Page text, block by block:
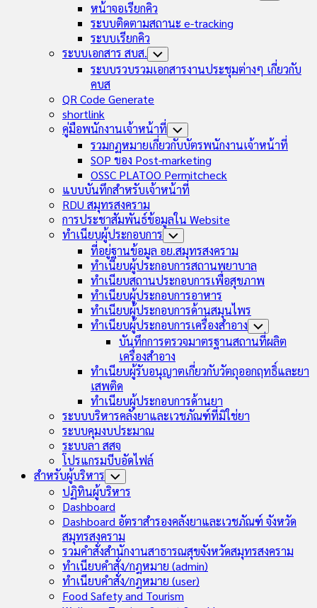
หน้าจอเรียกคิว
ระบบติดตามสถานะ e-tracking
ระบบเรียกคิว
ระบบเอกสาร สบส. Toggle
Child
Menu
ระบบรวบรวมเอกสารงานประชุมต่างๆ เกี่ยวกับ
คบส
QR Code Generate
shortlink
คู่มือพนักงานเจ้าหน้าที่ Toggle
Child
Menu
รวมกฏหมายเกี่ยวกับบัตรพนักงานเจ้าหน้าที่
SOP ของ Post-marketing
OSSC PLATOO Permitcheck
แบบบันทึกสำหรับเจ้าหน้าที่
RDU สมุทรสงคราม
การประชาสัมพันธ์ข้อมูลใน Website
ทำเนียบผู้ประกอบการ Toggle
Child
Menu
ที่อยู่ฐานข้อมูล อย.สมุทรสงคราม
ทำเนียบผู้ประกอบการสถานพยาบาล
ทำเนียบสถานประกอบการเพื่อสุขภาพ
ทำเนียบผู้ประกอบการอาหาร
ทำเนียบผู้ประกอบการด้านสมุนไพร
ทำเนียบผู้ประกอบการเครื่องสำอาง Toggle
Child
Menu
บันทึกการตรวจมาตรฐานสถานที่ผลิต
เครื่องสำอาง
ทำเนียบผู้รับอนุญาตเกี่ยวกับวัตถุออกฤทธิ์และยา
เสพติด
ทำเนียบผู้ประกอบการด้านยา
ระบบบริหารคลังยาและเวชภัณฑ์ที่มิใช่ยา
ระบบคุมงบประมาณ
ระบบลา สสจ
โปรแกรมบีบอัดไฟล์
สำหรับผู้บริหาร Toggle
Child
Menu
ปฏิทินผู้บริหาร
Dashboard
Dashboard อัตราสำรองคลังยาและเวชภัณฑ์ จังหวัด
สมุทรสงคราม
รวมคำสั่งสำนักงานสาธารณสุขจังหวัดสมุทรสงคราม
ทำเนียบคำสั่ง/กฎหมาย (admin)
ทำเนียบคำสั่ง/กฎหมาย (user)
Food Safety and Tourism